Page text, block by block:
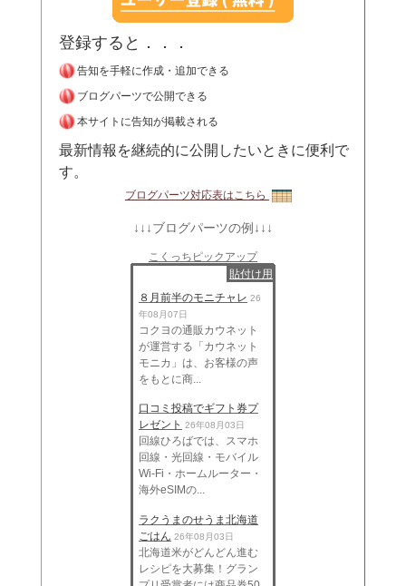
登録すると．．．
告知を手軽に作成・追加できる
ブログパーツで公開できる
本サイトに告知が掲載される
最新情報を継続的に公開したいときに便利で
す。
ブログパーツ対応表はこちら
↓↓↓ブログパーツの例↓↓↓
こくっちピックアップ
貼付け用
８月前半のモニチャレ 26
年08月07日
コクヨの通販カウネット
が運営する「カウネット
モニカ」は、お客様の声
をもとに商...
口コミ投稿でギフト券プ
レゼント 26年08月03日
回線ひろばでは、スマホ
回線・光回線・モバイル
Wi-Fi・ホームルーター・
海外eSIMの...
ラクうまのせうま北海道
ごはん 26年08月03日
北海道米がどんどん進む
レシピを大募集！グラン